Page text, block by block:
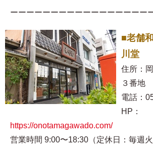
ーーーーーーーーーーーーーーーーー
■老舗
川堂
住所：
３番地
電話：
HP：
https://onotamagawado.com/
営業時間 9:00〜18:30（定休日：毎週火